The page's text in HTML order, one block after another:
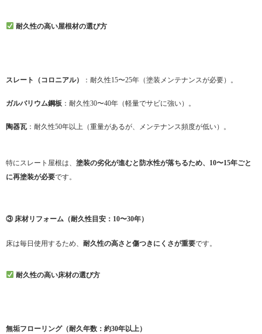
耐久性の高い屋根材の選び方
スレート（コロニアル） ：耐久性15〜25年（塗装メンテナンスが必要）。
ガルバリウム鋼板 ：耐久性30〜40年（軽量でサビに強い）。
陶器瓦 ：耐久性50年以上（重量があるが、メンテナンス頻度が低い）。
特にスレート屋根は、 塗装の劣化が進むと防水性が落ちるため、10〜15年ごと
に再塗装が必要です。
③ 床材リフォーム（耐久性目安：10〜30年）
床は毎日使用するため、 耐久性の高さと傷つきにくさが重要です。
耐久性の高い床材の選び方
無垢フローリング（耐久年数：約30年以上）